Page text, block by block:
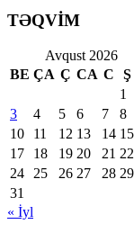
TƏQVİM
Avqust 2026
BE ÇA Ç CA C Ş
1
3
4 5 6 7 8
10
11 12 13 14 15
17
18 19 20 21 22
24
25 26 27 28 29
31
« İyl